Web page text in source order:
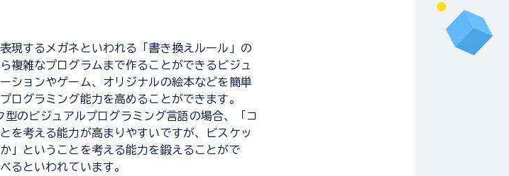
現するメガネといわれる「書き換えルール」の
複雑なプログラムまで作ることができるビジュ
ションやゲーム、オリジナルの絵本などを簡単
ログラミング能力を高めることができます。
のビジュアルプログラミング言語の場合、「コ
を考える能力が高まりやすいですが、ビスケッ
」ということを考える能力を鍛えることがで
るといわれています。